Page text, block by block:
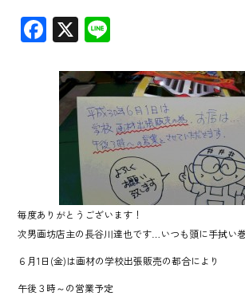
F
e
b
o
X
毎度ありがとうございます！
次男画坊店主の長谷川達也です…いつも頭に手拭い
６月1日(金)は画材の学校出張販売の都合により
午後３時～の営業予定